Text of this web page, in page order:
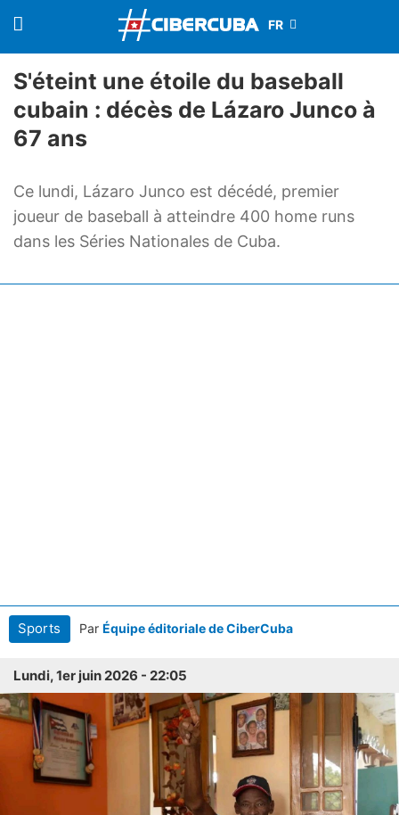
S'éteint une étoile du baseball
cubain : décès de Lázaro Junco à
67 ans
Ce lundi, Lázaro Junco est décédé, premier
joueur de baseball à atteindre 400 home runs
dans les Séries Nationales de Cuba.
Sports Par Équipe éditoriale de CiberCuba
Lundi, 1er juin 2026 - 22:05